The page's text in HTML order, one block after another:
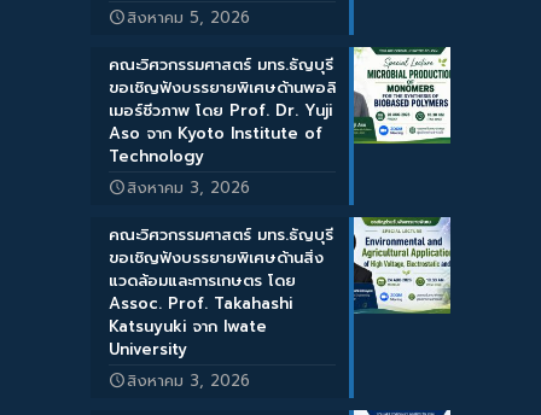
สิงหาคม 5, 2026
คณะวิศวกรรมศาสตร์ มทร.ธัญบุรี
ขอเชิญฟังบรรยายพิเศษด้านพอลิ
เมอร์ชีวภาพ โดย Prof. Dr. Yuji
Aso จาก Kyoto Institute of
Technology
สิงหาคม 3, 2026
คณะวิศวกรรมศาสตร์ มทร.ธัญบุรี
ขอเชิญฟังบรรยายพิเศษด้านสิ่ง
แวดล้อมและการเกษตร โดย
Assoc. Prof. Takahashi
Katsuyuki จาก Iwate
University
สิงหาคม 3, 2026